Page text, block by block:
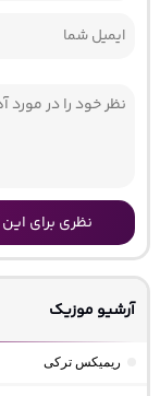
نظری برای
آرشیو موزیک
ریمیکس ترکی